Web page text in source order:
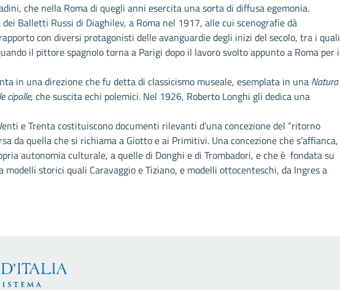
che nella Roma di quegli anni esercita una sorta di diffusa egemonia.
Balletti Russi di Diaghilev, a Roma nel 1917, alle cui scenografie dà
con diversi protagonisti delle avanguardie degli inizi del secolo, tra i quali
il pittore spagnolo torna a Parigi dopo il lavoro svolto appunto a Roma per i
in una direzione che fu detta di classicismo museale, esemplata in una Natura
cipolle, che suscita echi polemici. Nel 1926, Roberto Longhi gli dedica una
e Trenta costituiscono documenti rilevanti d’una concezione del “ritorno
da quella che si richiama a Giotto e ai Primitivi. Una concezione che s’affianca,
autonomia culturale, a quelle di Donghi e di Trombadori, e che è fondata su
storici quali Caravaggio e Tiziano, e modelli ottocenteschi, da Ingres a